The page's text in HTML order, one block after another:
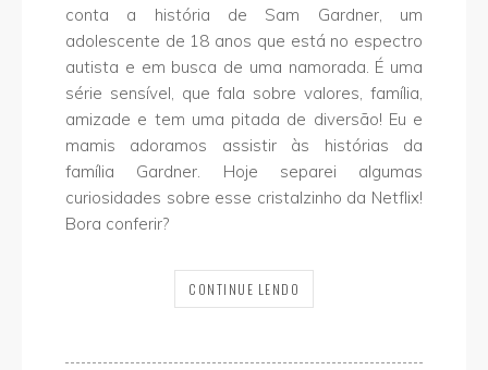
conta a história de Sam Gardner, um
adolescente de 18 anos que está no espectro
autista e em busca de uma namorada. É uma
série sensível, que fala sobre valores, família,
amizade e tem uma pitada de diversão! Eu e
mamis adoramos assistir às histórias da
família Gardner. Hoje separei algumas
curiosidades sobre esse cristalzinho da Netflix!
Bora conferir?
CONTINUE LENDO